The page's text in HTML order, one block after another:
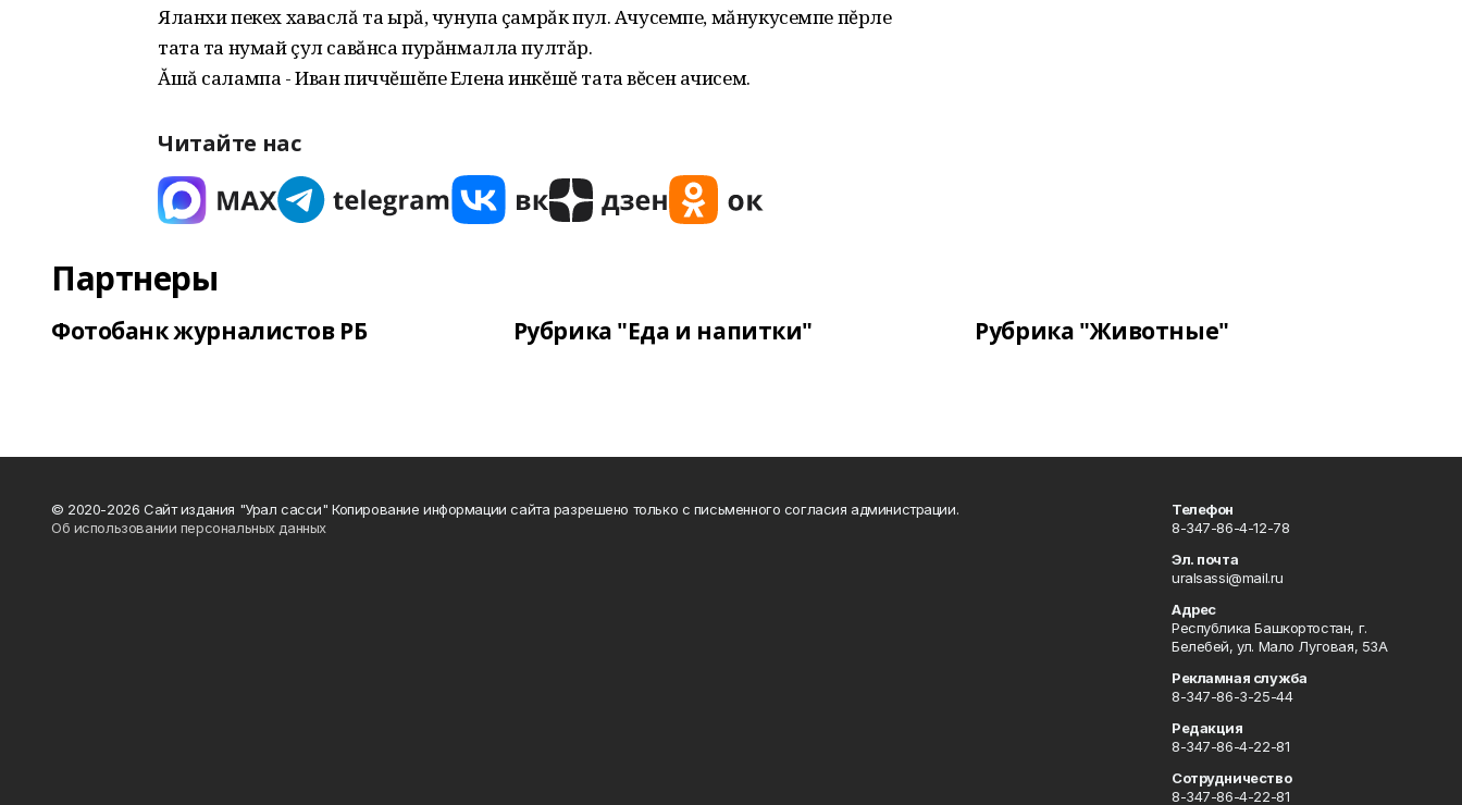
Яланхи пекех хаваслă та ырă‚ чунупа çамрăк пул. Ачусемпе‚ мăнукусемпе пĕрле
тата та нумай çул савăнса пурăнмалла пултăр.
Ăшă салампа - Иван пиччĕшĕпе Елена инкĕшĕ тата вĕсен ачисем.
Читайте нас
Партнеры
Фотобанк журналистов РБ Рубрика "Еда и напитки" Рубрика "Животные"
© 2020-2026 Сайт издания "Урал сасси" Копирование информации сайта разрешено только с письменного согласия администрации.
Об использовании персональных данных
Телефон
8-347-86-4-12-78
Эл. почта
uralsassi@mail.ru
Адрес
Республика Башкортостан, г.
Белебей, ул. Мало Луговая, 53А
Рекламная служба
8-347-86-3-25-44
Редакция
8-347-86-4-22-81
Сотрудничество
8-347-86-4-22-81